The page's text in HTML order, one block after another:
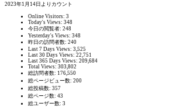
2023年1月14日よりカウント
Online Visitors: 3
Today's Views: 348
今日の閲覧者: 248
Yesterday's Views: 348
昨日の訪問者数: 240
Last 7 Days Views: 3,525
Last 30 Days Views: 22,751
Last 365 Days Views: 209,684
Total Views: 303,802
総訪問者数: 176,550
総ページビュー数: 200
総投稿数: 357
総ページ数: 43
総ユーザー数: 3